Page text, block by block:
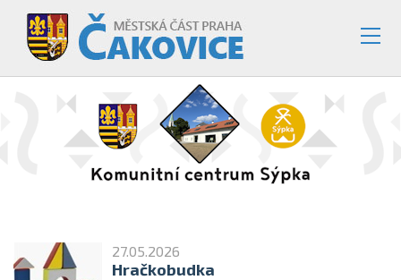
27.05.2026
Hračkobudka